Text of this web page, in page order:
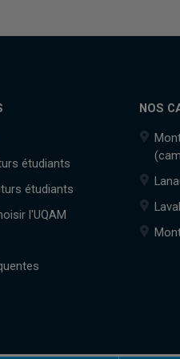
étudiants
étudiants
l'UQAM
NOS
Laval